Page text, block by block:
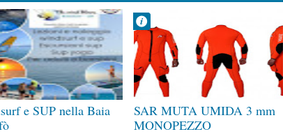
e SUP nella Baia
FLASH
SAR MUTA UMIDA 3 mm
MONOPEZZO
Pirrello
20 dicembre
No Comment